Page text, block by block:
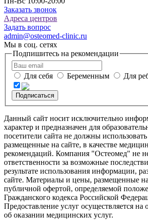
Заказать звонок
Адреса центров
Задать вопрос
admin@osteomed-clinic.ru
Мы в соц. сетях
Подпишитесь на рекомендации
Для себя Беременным Для
Подписаться
Данный сайт носит исключительно
характер и предназначен для
посетители сайта не должны
размещенные на сайте, в качестве
рекомендаций. Компания "Остеомед" не
ответственности за возможные
результате использования информации,
сайте. Материалы и цены, размещенные
публичной офертой, определяемой
Гражданского кодекса Российской
Предоставление услуг осуществляется на
об оказании медицинских услуг.